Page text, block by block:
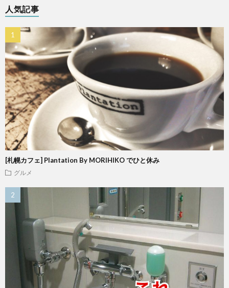
人気記事
[札幌カフェ] Plantation By MORIHIKO でひと休み
グルメ